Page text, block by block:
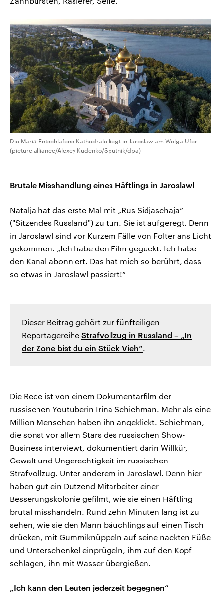
Die Mariä-Entschlafens-Kathedrale liegt in Jaroslaw am Wolga-Ufer
(picture alliance/Alexey Kudenko/Sputnik/dpa)
Brutale Misshandlung eines Häftlings in Jaroslawl
Natalja hat das erste Mal mit „Rus Sidjaschaja“
("Sitzendes Russland") zu tun. Sie ist aufgeregt. Denn
in Jaroslawl sind vor Kurzem Fälle von Folter ans Licht
gekommen. „Ich habe den Film geguckt. Ich habe
den Kanal abonniert. Das hat mich so berührt, dass
so etwas in Jaroslawl passiert!“
Dieser Beitrag gehört zur fünfteiligen
Reportagereihe Strafvollzug in Russland – „In
der Zone bist du ein Stück Vieh“.
Die Rede ist von einem Dokumentarfilm der
russischen Youtuberin Irina Schichman. Mehr als eine
Million Menschen haben ihn angeklickt. Schichman,
die sonst vor allem Stars des russischen Show-
Business interviewt, dokumentiert darin Willkür,
Gewalt und Ungerechtigkeit im russischen
Strafvollzug. Unter anderem in Jaroslawl. Denn hier
haben gut ein Dutzend Mitarbeiter einer
Besserungskolonie gefilmt, wie sie einen Häftling
brutal misshandeln. Rund zehn Minuten lang ist zu
sehen, wie sie den Mann bäuchlings auf einen Tisch
drücken, mit Gummiknüppeln auf seine nackten Füße
und Unterschenkel einprügeln, ihm auf den Kopf
schlagen, ihn mit Wasser übergießen.
„Ich kann den Leuten jederzeit begegnen“